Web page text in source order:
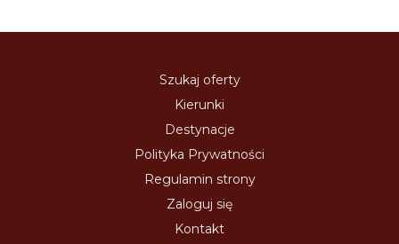
Szukaj oferty
Kierunki
Destynacje
Polityka Prywatności
Regulamin strony
Zaloguj się
Kontakt